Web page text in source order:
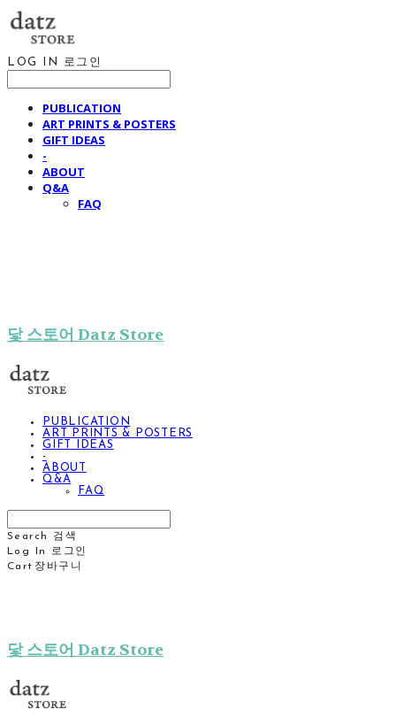
LOG IN 로그인
PUBLICATION
ART PRINTS & POSTERS
GIFT IDEAS
-
ABOUT
Q&A
FAQ
닻 스토어 Datz Store
PUBLICATION
ART PRINTS & POSTERS
GIFT IDEAS
-
ABOUT
Q&A
FAQ
Search
검색
Log In
로그인
Cart 장바구니
닻 스토어 Datz Store